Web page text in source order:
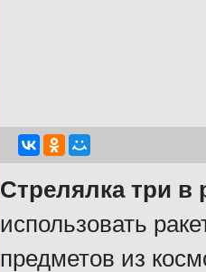
Стрелялка три в
использовать
предметов из